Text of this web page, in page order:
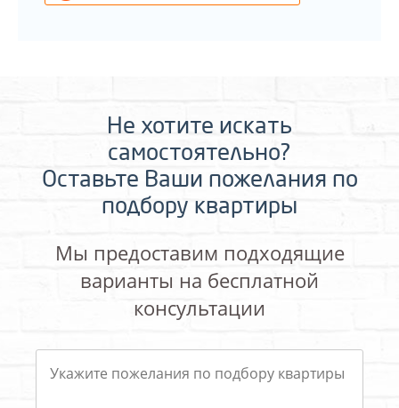
Не хотите искать
самостоятельно?
Оставьте Ваши пожелания по
подбору квартиры
Мы предоставим подходящие
варианты на бесплатной
консультации